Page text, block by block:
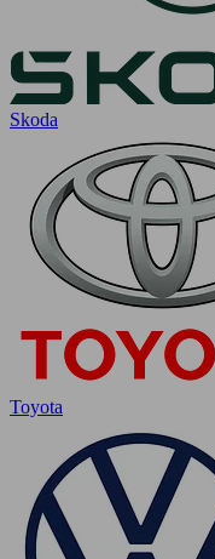
Skoda
Toyota